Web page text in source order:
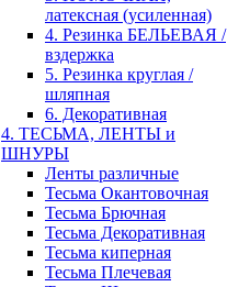
латексная (усиленная)
4. Резинка БЕЛЬЕВАЯ /
вздержка
5. Резинка круглая /
шляпная
6. Декоративная
4. ТЕСЬМА, ЛЕНТЫ и
ШНУРЫ
Ленты различные
Тесьма Окантовочная
Тесьма Брючная
Тесьма Декоративная
Тесьма киперная
Тесьма Плечевая